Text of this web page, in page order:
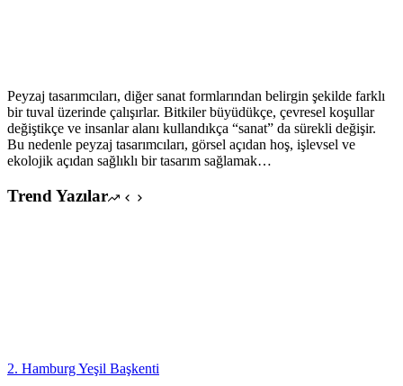
Peyzaj tasarımcıları, diğer sanat formlarından belirgin şekilde farklı
bir tuval üzerinde çalışırlar. Bitkiler büyüdükçe, çevresel koşullar
değiştikçe ve insanlar alanı kullandıkça “sanat” da sürekli değişir.
Bu nedenle peyzaj tasarımcıları, görsel açıdan hoş, işlevsel ve
ekolojik açıdan sağlıklı bir tasarım sağlamak…
Trend Yazılar
2. Hamburg Yeşil Başkenti